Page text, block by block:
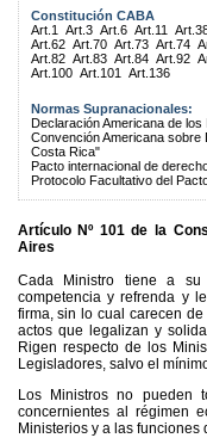
Constitución CABA
Art.1
Art.3 Art.6 Art.11
Art.62 Art.70 Art.73 Art.74
Art.82 Art.83 Art.84 Art.92
Art.100 Art.101 Art.136
Normas Supranacionales:
Declaración Americana de
Convención Americana
Costa Rica"
Pacto internacional de
Protocolo Facultativo del
Artículo Nº 101 de la
Aires
Cada Ministro tiene a
competencia y refrenda y
firma, sin lo cual carecen
actos que legalizan y
Rigen respecto de los
Legisladores, salvo el
Los Ministros no pueden
concernientes al régimen
Ministerios y a las